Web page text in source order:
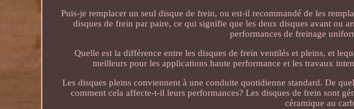
Puis-je remplacer un seul disque de frein, ou est-il recommandé de les
disques de frein par paire, ce qui signifie que les deux disques avant ou
performances de freinage
Quelle est la différence entre les disques de frein ventilés et pleins, et
meilleurs pour les applications haute performance et les travaux
Les disques pleins conviennent à une conduite quotidienne standard. De
comment cela affecte-t-il leurs performances? Les disques de frein sont
céramique au